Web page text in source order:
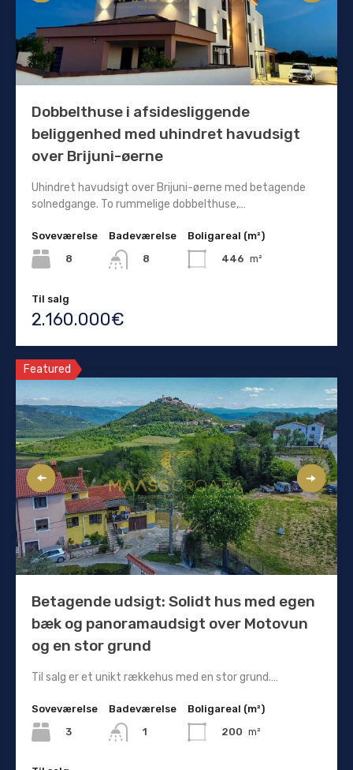
Dobbelthuse i afsidesliggende
beliggenhed med uhindret havudsigt
over Brijuni-øerne
Uhindret havudsigt over Brijuni-øerne med betagende
solnedgange. To rummelige dobbelthuse,…
Soveværelse
8
Badeværelse
8
Boligareal (m²)
446 m²
Til salg
2.160.000€
Featured
Betagende udsigt: Solidt hus med egen
bæk og panoramaudsigt over Motovun
og en stor grund
Til salg er et unikt rækkehus med en stor grund.…
Soveværelse
3
Badeværelse
1
Boligareal (m²)
200 m²